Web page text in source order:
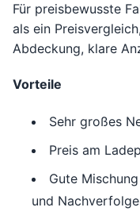
Für preisbewusste
als ein
Abdeckung, klare
Vorteile
Sehr großes
Preis am
Gute
und